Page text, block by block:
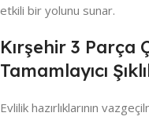
etkili bir yolunu sunar.
Kırşehir 3 Parça
Tamamlayıcı
Evlilik hazırlıklarının